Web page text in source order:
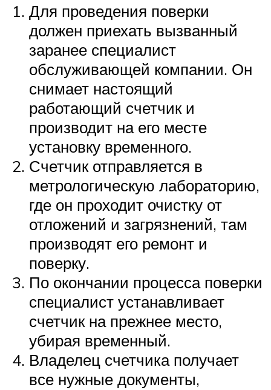
Для проведения поверки
должен приехать вызванный
заранее специалист
обслуживающей компании. Он
снимает настоящий
работающий счетчик и
производит на его месте
установку временного.
Счетчик отправляется в
метрологическую лабораторию,
где он проходит очистку от
отложений и загрязнений, там
производят его ремонт и
поверку.
По окончании процесса поверки
специалист устанавливает
счетчик на прежнее место,
убирая временный.
Владелец счетчика получает
все нужные документы,